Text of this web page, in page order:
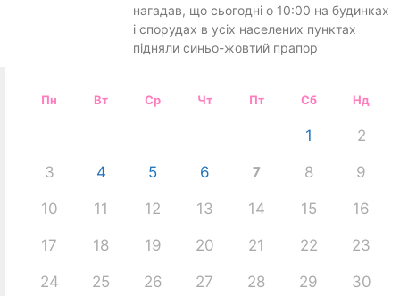
нагадав, що сьогодні о 10:00 на будинках
і спорудах в усіх населених пунктах
підняли синьо-жовтий прапор
Пн Вт Ср Чт Пт Сб Нд
1 2
3 4 5 6 7 8 9
10 11 12 13 14 15 16
17 18 19 20 21 22 23
24 25 26 27 28 29 30